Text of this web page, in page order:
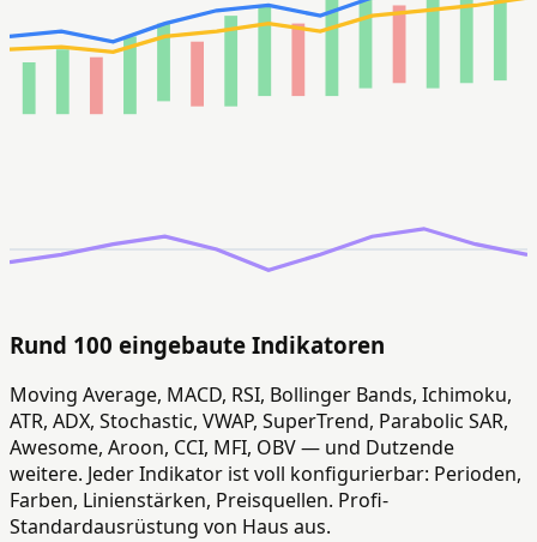
Rund 100 eingebaute Indikatoren
Moving Average, MACD, RSI, Bollinger Bands, Ichimoku,
ATR, ADX, Stochastic, VWAP, SuperTrend, Parabolic SAR,
Awesome, Aroon, CCI, MFI, OBV — und Dutzende
weitere. Jeder Indikator ist voll konfigurierbar: Perioden,
Farben, Linienstärken, Preisquellen. Profi-
Standardausrüstung von Haus aus.